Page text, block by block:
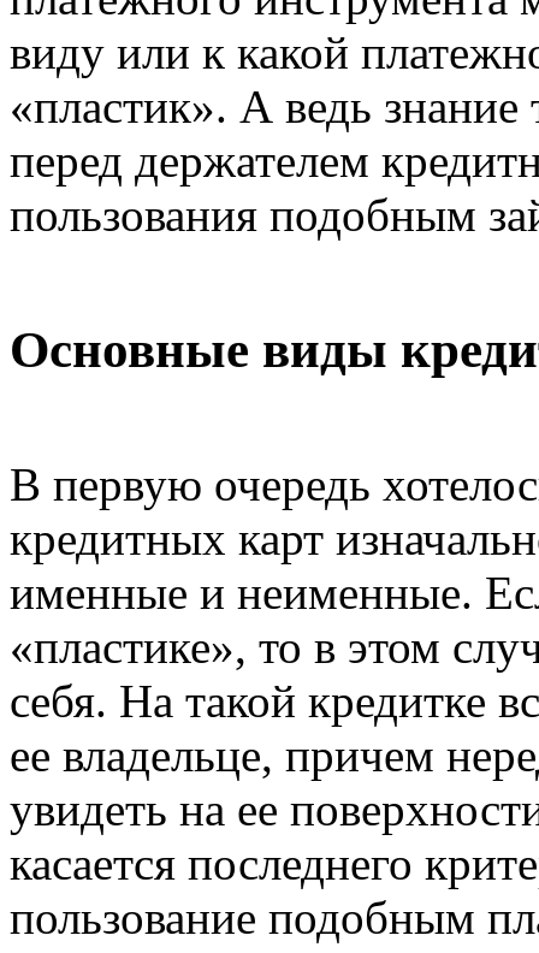
виду или к какой
«пластик». А ведь
перед держателем
пользования подобным
Основные виды
В первую очередь
кредитных карт
именные и неименные.
«пластике», то в этом
себя. На такой кредитке
ее владельце, причем
увидеть на ее
касается последнего
пользование подобным